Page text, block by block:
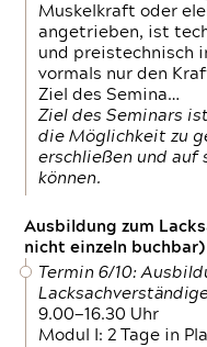
Muskelkraft oder
angetrieben, ist
und preistechnisch
vormals nur den
Ziel des Semina…
Ziel des Seminars
die Möglichkeit zu
erschließen und auf
können.
Ausbildung zum
nicht einzeln buchbar)
Termin 6/10:
9.00—16.30 Uhr
Modul I: 2 Tage in